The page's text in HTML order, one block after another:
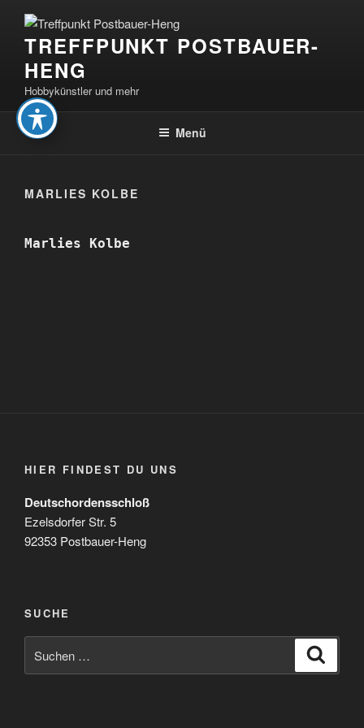
Inhalt
springenTREFFPUNKT POSTBAUER-
HENG
Hobbykünstler und mehr
Menü
MARLIES KOLBE
Marlies Kolbe
HIER FINDEST DU UNS
Deutschordensschloß
Ezelsdorfer Str. 5
92353 Postbauer-Heng
SUCHE
nach: